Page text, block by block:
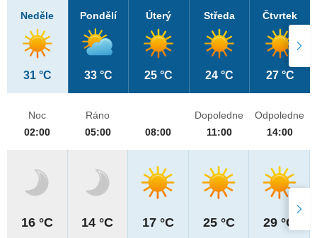
Neděle
31 °C
Pondělí
33 °C
Úterý
25 °C
Středa
24 °C
Čtvrtek
27 °C
Noc
02:00
16 °C
Ráno
05:00
14 °C
08:00
17 °C
Dopoledne
11:00
25 °C
Odpoledne
14:00
29 °C